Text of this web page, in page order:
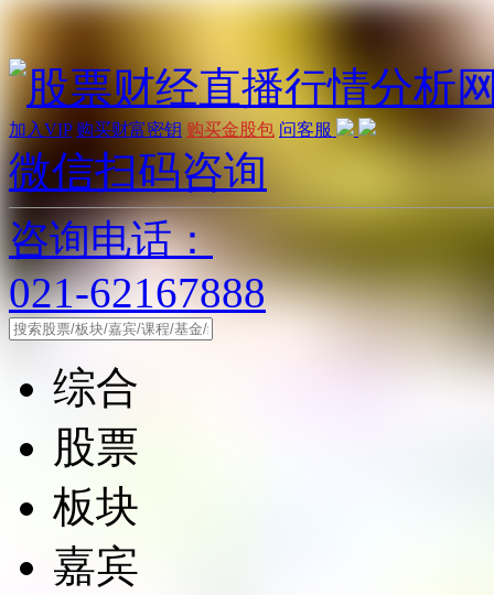
加入VIP 购买财富密钥 购买金股包 问客服
微信扫码咨询
咨询电话：
021-62167888
综合
股票
板块
嘉宾